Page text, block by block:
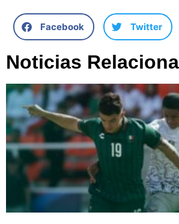
Facebook Twitter
Noticias